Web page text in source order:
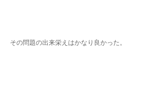
その問題の出来栄えはかなり良かった。